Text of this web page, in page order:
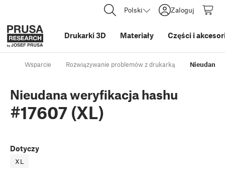
Polski Zaloguj
Drukarki 3D Materiały Części i
Wsparcie Rozwiązywanie problemów z drukarką Nieudana
Nieudana weryfikacja hashu
#17607 (XL)
Dotyczy
XL